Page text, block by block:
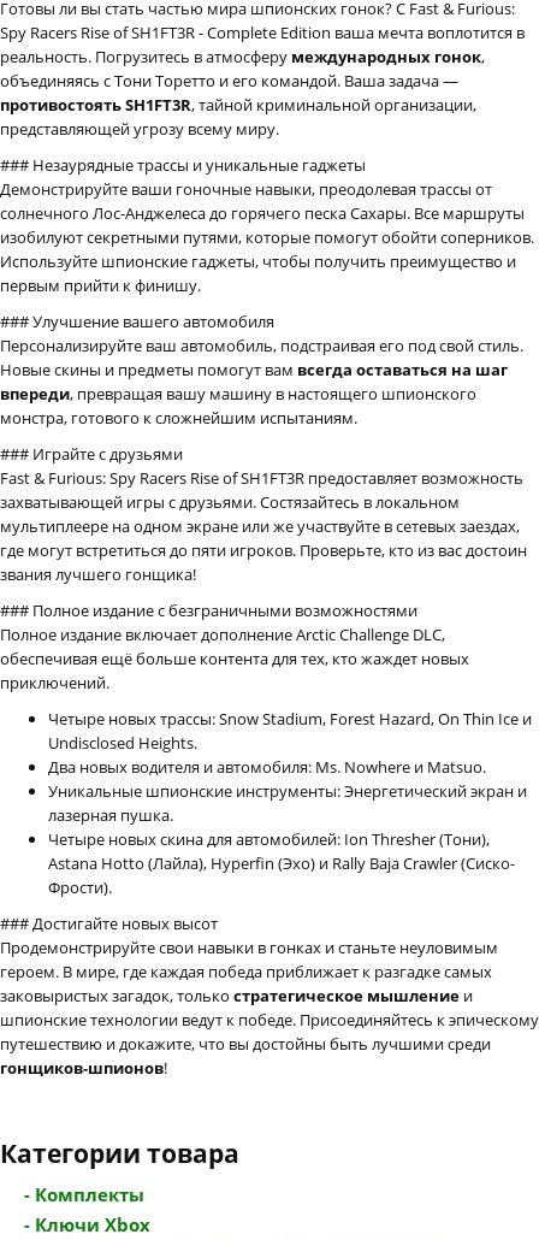
Готовы ли вы стать частью мира шпионских гонок? С Fast & Furious:
Spy Racers Rise of SH1FT3R - Complete Edition ваша мечта воплотится в
реальность. Погрузитесь в атмосферу международных гонок,
объединяясь с Тони Торетто и его командой. Ваша задача —
противостоять SH1FT3R, тайной криминальной организации,
представляющей угрозу всему миру.
### Незаурядные трассы и уникальные гаджеты
Демонстрируйте ваши гоночные навыки, преодолевая трассы от
солнечного Лос-Анджелеса до горячего песка Сахары. Все маршруты
изобилуют секретными путями, которые помогут обойти соперников.
Используйте шпионские гаджеты, чтобы получить преимущество и
первым прийти к финишу.
### Улучшение вашего автомобиля
Персонализируйте ваш автомобиль, подстраивая его под свой стиль.
Новые скины и предметы помогут вам всегда оставаться на шаг
впереди, превращая вашу машину в настоящего шпионского
монстра, готового к сложнейшим испытаниям.
### Играйте с друзьями
Fast & Furious: Spy Racers Rise of SH1FT3R предоставляет возможность
захватывающей игры с друзьями. Состязайтесь в локальном
мультиплеере на одном экране или же участвуйте в сетевых заездах,
где могут встретиться до пяти игроков. Проверьте, кто из вас достоин
звания лучшего гонщика!
### Полное издание с безграничными возможностями
Полное издание включает дополнение Arctic Challenge DLC,
обеспечивая ещё больше контента для тех, кто жаждет новых
приключений.
Четыре новых трассы: Snow Stadium, Forest Hazard, On Thin Ice и
Undisclosed Heights.
Два новых водителя и автомобиля: Ms. Nowhere и Matsuo.
Уникальные шпионские инструменты: Энергетический экран и
лазерная пушка.
Четыре новых скина для автомобилей: Ion Thresher (Тони),
Astana Hotto (Лайла), Hyperfin (Эхо) и Rally Baja Crawler (Сиско-
Фрости).
### Достигайте новых высот
Продемонстрируйте свои навыки в гонках и станьте неуловимым
героем. В мире, где каждая победа приближает к разгадке самых
заковыристых загадок, только стратегическое мышление и
шпионские технологии ведут к победе. Присоединяйтесь к эпическому
путешествию и докажите, что вы достойны быть лучшими среди
гонщиков-шпионов!
Категории товара
- Комплекты
- Ключи Xbox